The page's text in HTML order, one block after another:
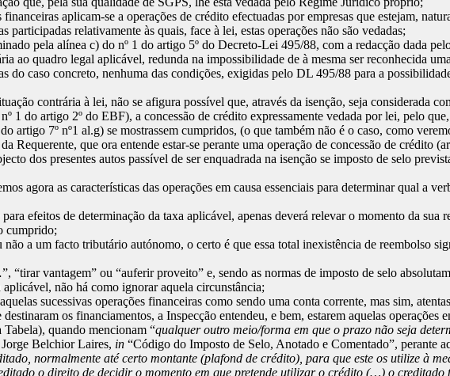
aplicam-se a operações de crédito efectuadas por empresas que estejam,
participadas relativamente às quais, face à lei, estas operações não são vedadas;
pela alínea c) do nº 1 do artigo 5º do Decreto-Lei 495/88, com a redacção dada
ao quadro legal aplicável, redunda na impossibilidade de à mesma ser reconhecida
do caso concreto, nenhuma das condições, exigidas pelo DL 495/88 para a
contrária à lei, não se afigura possível que, através da isenção, seja considerada
1 do artigo 2º do EBF), a concessão de crédito expressamente vedada por lei, pelo
artigo 7º nº1 al.g) se mostrassem cumpridos, (o que também não é o caso, como
Requerente, que ora entende estar-se perante uma operação de concessão de crédito
dos presentes autos passível de ser enquadrada na isenção se imposto de selo
agora as características das operações em causa essenciais para determinar qual a
efeitos de determinação da taxa aplicável, apenas deverá relevar o momento da sua
cumprido;
a um facto tributário autónomo, o certo é que essa total inexistência de reembolso
“tirar vantagem” ou “auferir proveito” e, sendo as normas de imposto de selo
não há como ignorar aquela circunstância;
sucessivas operações financeiras como sendo uma conta corrente, mas sim,
os financiamentos, a Inspecção entendeu, e bem, estarem aquelas operações
quando mencionam “qualquer outro meio/forma em que o prazo não seja
Belchior Laires, in “Código do Imposto de Selo, Anotado e Comentado”, perante
normalmente até certo montante (plafond de crédito), para que este os utilize à
o direito de decidir o momento em que pretende utilizar o crédito (…) o creditado